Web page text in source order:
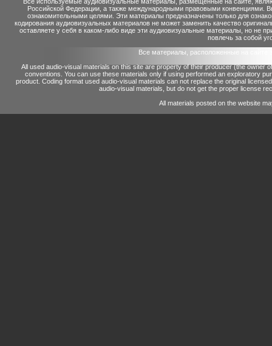
Российской Федерации, а также международными правовыми конвенциями.
ознакомительными целями. Эти материалы предназначены только для
кодирования аудиовизуальных материалов не может заменить качество
оставляете у себя в каком-либо виде эти аудиовизуальные материалы, но не
повлечь за собой
Все материалы, расположенные на сайте
All used audio-visual materials on this site are property of their producer (the owner
conventions. You can use these materials only if using performed an exploratory
product. Coding format used audio-visual materials can not replace the original
audio-visual materials, but do not get the proper license
All materials posted on the website